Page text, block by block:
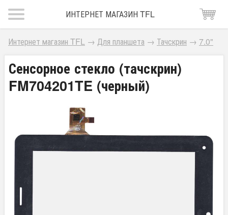
ИНТЕРНЕТ МАГАЗИН TFL
Интернет магазин TFL → Для планшета → Тачскрин → 7.0"
Сенсорное стекло (тачскрин)
FM704201TE (черный)